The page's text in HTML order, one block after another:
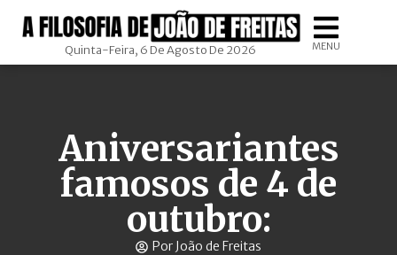
Quinta-Feira, 6 De Agosto De 2026 MENU
Aniversariantes
famosos de 4 de
outubro:
Por João de Freitas